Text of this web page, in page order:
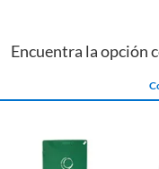
tubos y fittings pvc
Encuentra la opción